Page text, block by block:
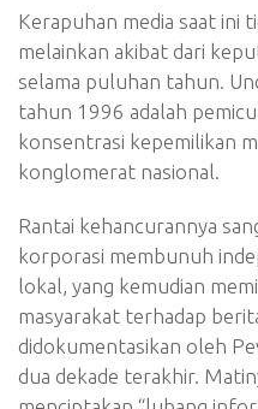
Kerapuhan media saat ini
melainkan akibat dari
selama puluhan tahun.
tahun 1996 adalah
konsentrasi kepemilikan
konglomerat nasional.
Rantai kehancurannya
korporasi membunuh
lokal, yang kemudian
masyarakat terhadap
didokumentasikan oleh
dua dekade terakhir.